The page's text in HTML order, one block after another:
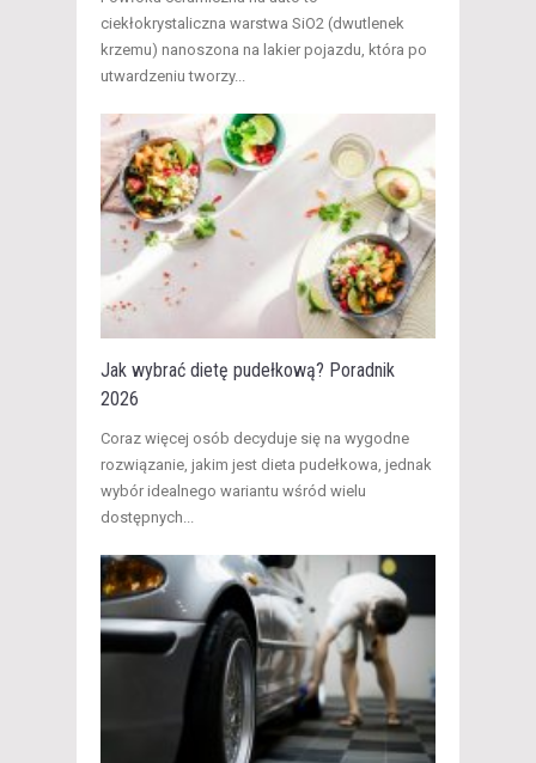
ciekłokrystaliczna warstwa SiO2 (dwutlenek
krzemu) nanoszona na lakier pojazdu, która po
utwardzeniu tworzy...
Jak wybrać dietę pudełkową? Poradnik
2026
​Coraz więcej osób decyduje się na wygodne
rozwiązanie, jakim jest dieta pudełkowa, jednak
wybór idealnego wariantu wśród wielu
dostępnych...